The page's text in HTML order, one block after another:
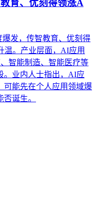
育、优刻得领涨A
发，传智教育、优刻得
温。产业层面，AI应用
智能制造、智能医疗等
。业内人士指出，AI应
可能先在个人应用领域爆
诞生。